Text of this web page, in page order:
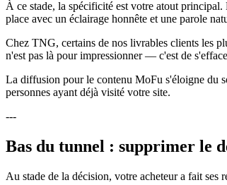
À ce stade, la spécificité est votre atout
place avec un éclairage honnête et une parole
Chez TNG, certains de nos livrables clients les
n'est pas là pour impressionner — c'est de
La diffusion pour le contenu MoFu s'éloigne du
personnes ayant déjà visité votre site.
---
Bas du tunnel : supprimer le
Au stade de la décision, votre acheteur a fait